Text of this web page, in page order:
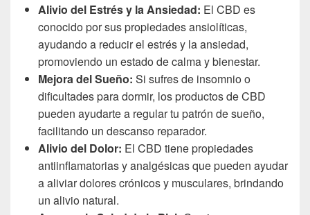
Alivio del Estrés y la Ansiedad: El CBD es
conocido por sus propiedades ansiolíticas,
ayudando a reducir el estrés y la ansiedad,
promoviendo un estado de calma y bienestar.
Mejora del Sueño: Si sufres de insomnio o
dificultades para dormir, los productos de CBD
pueden ayudarte a regular tu patrón de sueño,
facilitando un descanso reparador.
Alivio del Dolor: El CBD tiene propiedades
antiinflamatorias y analgésicas que pueden ayudar
a aliviar dolores crónicos y musculares, brindando
un alivio natural.